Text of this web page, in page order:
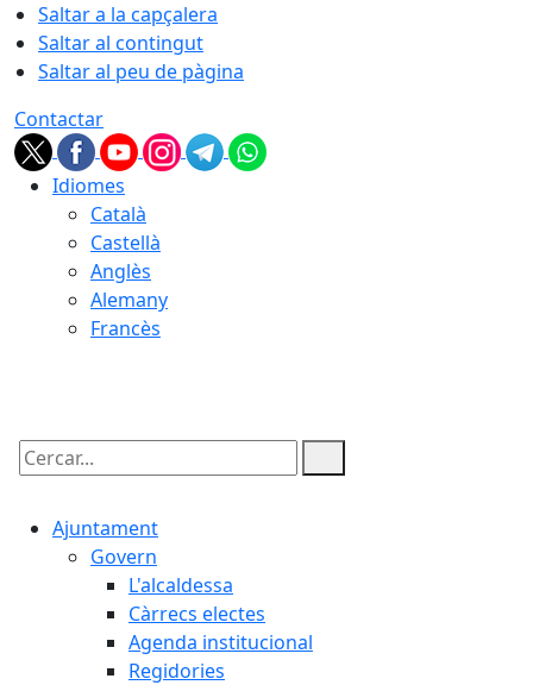
Saltar a la capçalera
Saltar al contingut
Saltar al peu de pàgina
Contactar
Idiomes
Català
Castellà
Anglès
Alemany
Francès
Cercar:
Ajuntament
Govern
L'alcaldessa
Càrrecs electes
Agenda institucional
Regidories